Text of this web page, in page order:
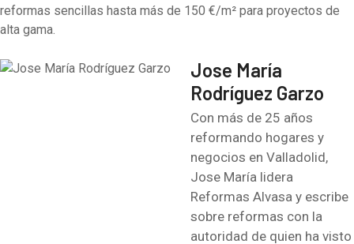
reformas sencillas hasta más de 150 €/m² para proyectos de
alta gama.
Jose María
Rodríguez Garzo
Con más de 25 años
reformando hogares y
negocios en Valladolid,
Jose María lidera
Reformas Alvasa y escribe
sobre reformas con la
autoridad de quien ha visto